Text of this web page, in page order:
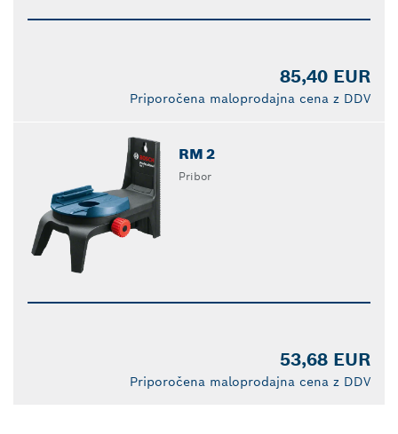
85,40 EUR
Priporočena maloprodajna cena z DDV
RM 2
Pribor
53,68 EUR
Priporočena maloprodajna cena z DDV